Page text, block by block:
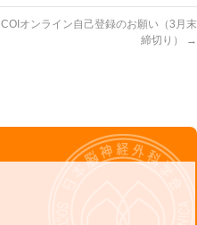
COIオンライン自己登録のお願い（3月末
締切り）
→